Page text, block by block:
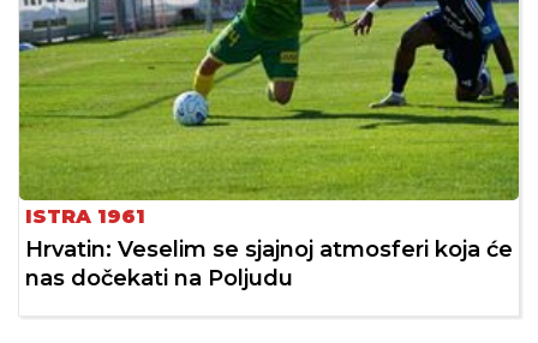
ISTRA 1961
Hrvatin: Veselim se sjajnoj atmosferi koja će
nas dočekati na Poljudu